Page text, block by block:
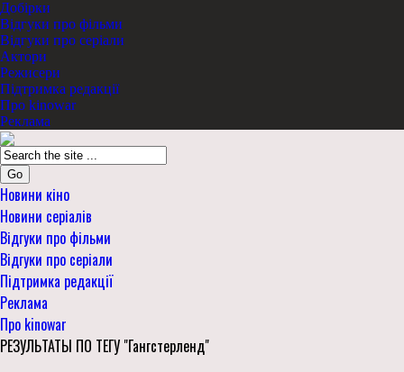
Добірки
Відгуки про фільми
Відгуки про серіали
Актори
Режисери
Підтримка редакції
Про kinowar
Реклама
Go
Новини кіно
Новини серіалів
Відгуки про фільми
Відгуки про серіали
Підтримка редакції
Реклама
Про kinowar
РЕЗУЛЬТАТЫ ПО ТЕГУ "Гангстерленд"